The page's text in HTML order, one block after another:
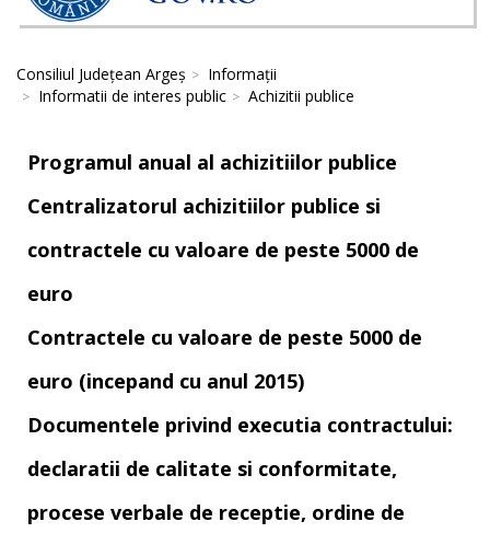
Consiliul Județean Argeș
Informații
Informatii de interes public
Achizitii publice
Programul anual al achizitiilor publice
Centralizatorul achizitiilor publice si
contractele cu valoare de peste 5000 de
euro
Contractele cu valoare de peste 5000 de
euro (incepand cu anul 2015)
Documentele privind executia contractului:
declaratii de calitate si conformitate,
procese verbale de receptie, ordine de